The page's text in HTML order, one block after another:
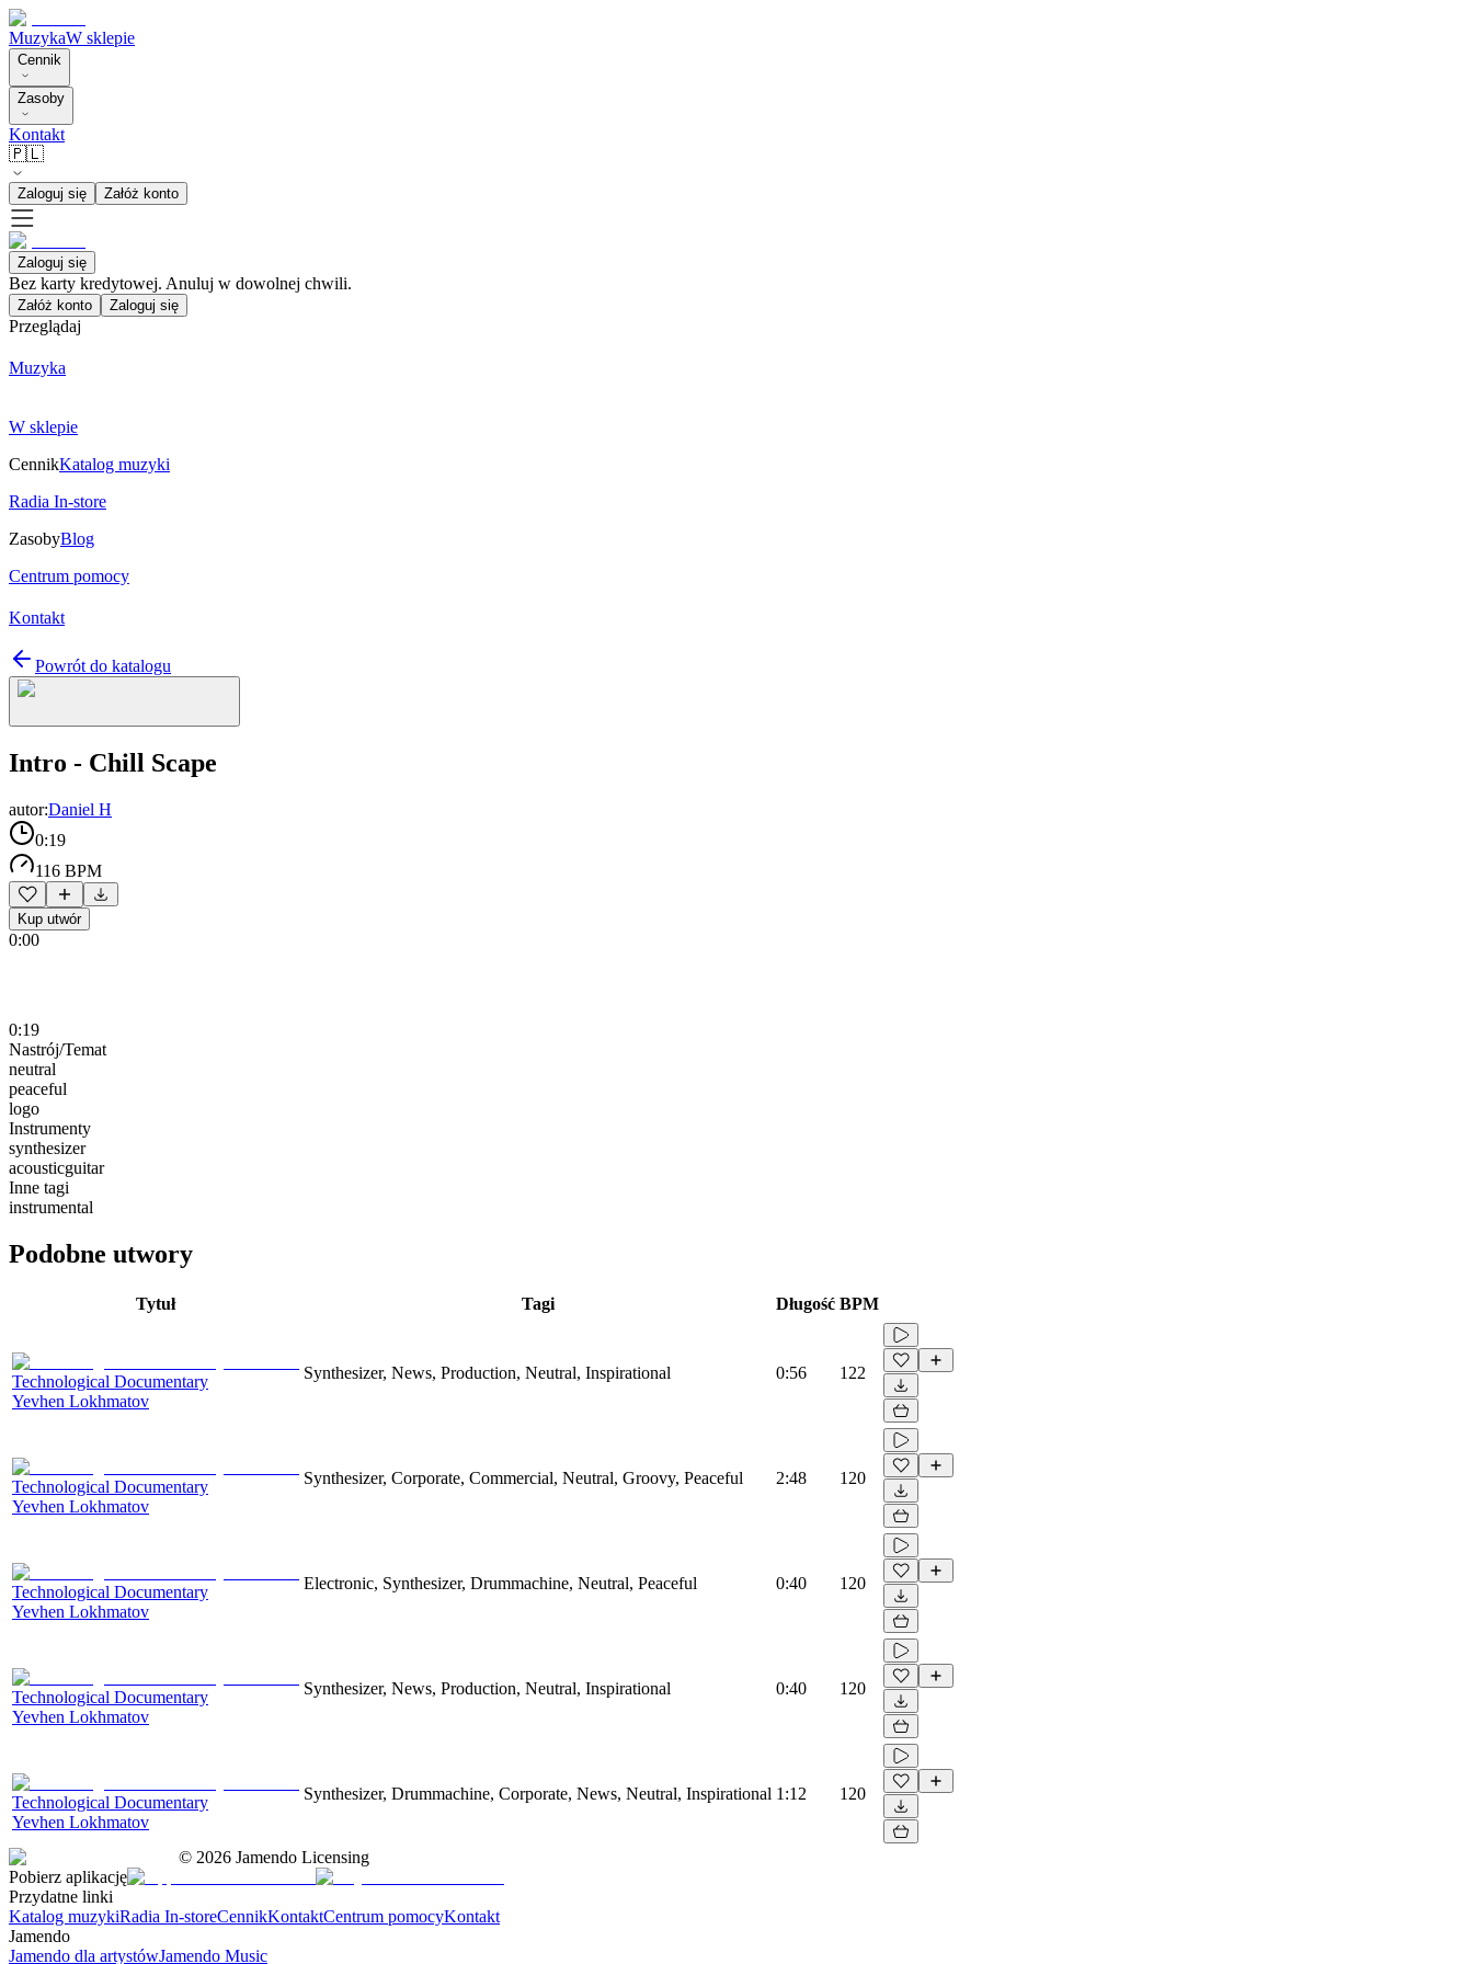
MuzykaW sklepie
Cennik
Zasoby
Kontakt
🇵🇱
Zaloguj się Załóż konto
Zaloguj się
Bez karty kredytowej. Anuluj w dowolnej chwili.
Załóż konto Zaloguj się
Przeglądaj
Muzyka
W sklepie
CennikKatalog muzyki
Radia In-store
ZasobyBlog
Centrum pomocy
Kontakt
Powrót do katalogu
Intro - Chill Scape
autor:Daniel H
0:19
116 BPM
Kup utwór
0:00
0:19
Nastrój/Temat
neutral
peaceful
logo
Instrumenty
synthesizer
acousticguitar
Inne tagi
instrumental
Podobne utwory
Tytuł Tagi Długość BPM
Technological Documentary
Yevhen Lokhmatov
Synthesizer, News, Production, Neutral, Inspirational 0:56 122
Technological Documentary
Yevhen Lokhmatov
Synthesizer, Corporate, Commercial, Neutral, Groovy, Peaceful 2:48 120
Technological Documentary
Yevhen Lokhmatov
Electronic, Synthesizer, Drummachine, Neutral, Peaceful 0:40 120
Technological Documentary
Yevhen Lokhmatov
Synthesizer, News, Production, Neutral, Inspirational 0:40 120
Technological Documentary
Yevhen Lokhmatov
Synthesizer, Drummachine, Corporate, News, Neutral, Inspirational 1:12 120
© 2026 Jamendo Licensing
Pobierz aplikację
Przydatne linki
Katalog muzykiRadia In-storeCennikKontaktCentrum pomocyKontakt
Jamendo
Jamendo dla artystówJamendo Music